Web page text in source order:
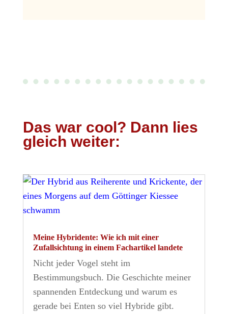
Das war cool? Dann lies
gleich weiter:
Meine Hybridente: Wie ich mit einer
Zufallsichtung in einem Fachartikel landete
Nicht jeder Vogel steht im
Bestimmungsbuch. Die Geschichte meiner
spannenden Entdeckung und warum es
gerade bei Enten so viel Hybride gibt.